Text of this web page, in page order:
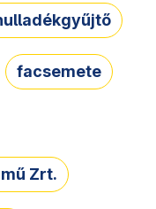
facsemete
Zrt.